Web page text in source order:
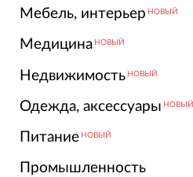
Мебель, интерьер НОВЫЙ
Медицина НОВЫЙ
Недвижимость НОВЫЙ
Одежда, аксессуары НОВЫЙ
Питание НОВЫЙ
Промышленность